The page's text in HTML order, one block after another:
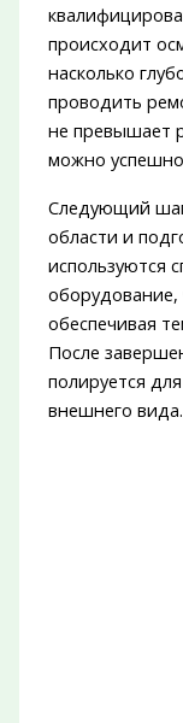
происходит
насколько
проводить
не превышает
можно успешно
Следующий
области и
используются
обеспечивая
После
полируется
внешнего вида.